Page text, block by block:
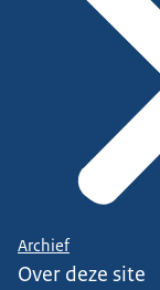
Archief
Over deze site